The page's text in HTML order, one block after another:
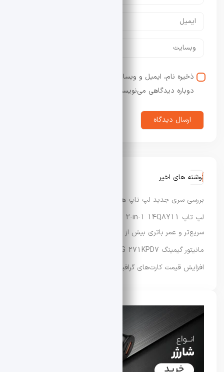
ذخیره نام، ایمیل و وبسایت من در مرورگر برای زمانی که
دوباره دیدگاهی می‌نویسم.
نوشته های اخیر
بررسی سری جدید لپ‌ تاپ‌ های Dynabook XP9، X9 و G9
سریع‌تر و عمر باتری بیش از ۳۳ ساعت عرضه شد
مانیتور گیمینگ MSI MAG 271KPD7 معرفی شد
افزایش قیمت کارت‌های گرافیک سری RTX 50 ایسوس